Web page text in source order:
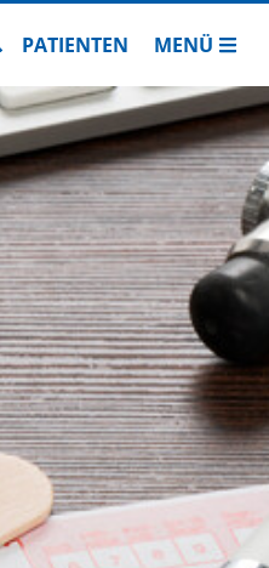
Zur Seitensuche
PATIENTEN MENÜ